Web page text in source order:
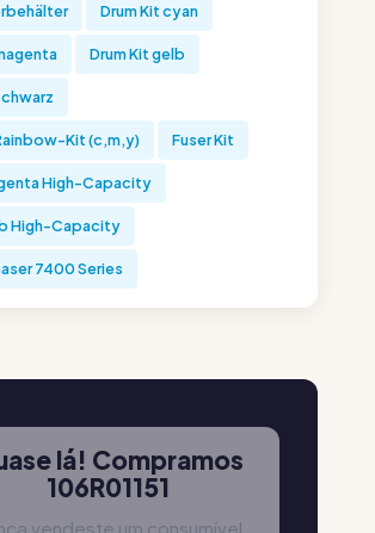
Drum Kit cyan
Drum Kit gelb
Kit (c,m,y) Fuser Kit
High-Capacity
High-Capacity
7400 Series
lá! Compramos
106R01151
vendeste um consumível